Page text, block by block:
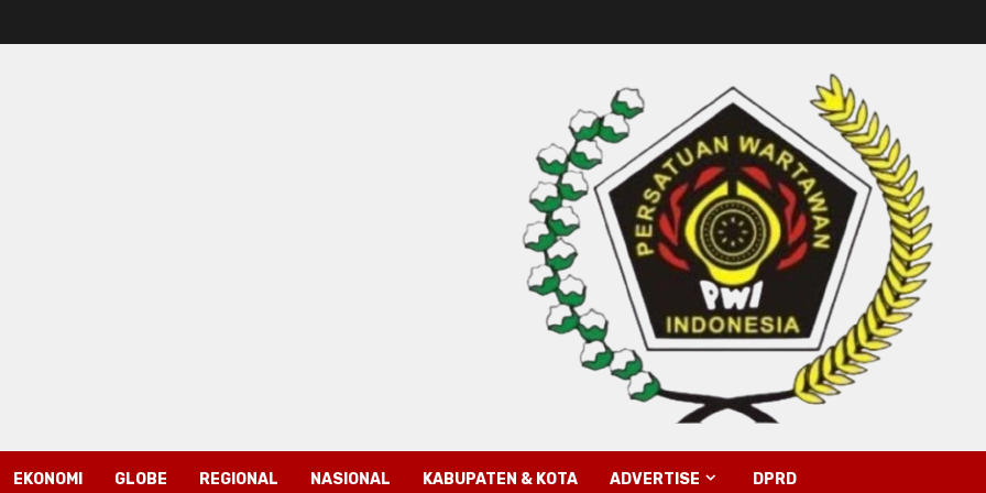
EKONOMI GLOBE REGIONAL NASIONAL KABUPATEN & KOTA ADVERTISE DPRD